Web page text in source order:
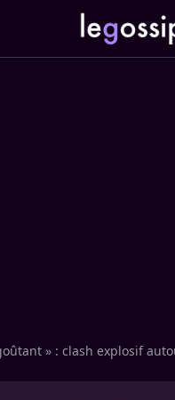
» : clash explosif